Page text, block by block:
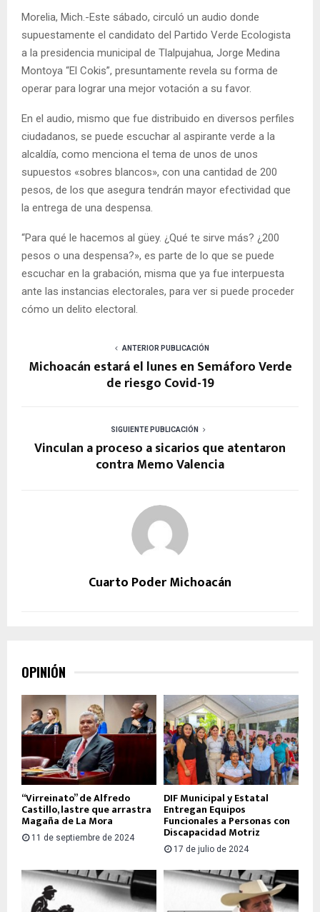
Morelia, Mich.-Este sábado, circuló un audio donde
supuestamente el candidato del Partido Verde Ecologista
a la presidencia municipal de Tlalpujahua, Jorge Medina
Montoya “El Cokis”, presuntamente revela su forma de
operar para lograr una mejor votación a su favor.
En el audio, mismo que fue distribuido en diversos perfiles
ciudadanos, se puede escuchar al aspirante verde a la
alcaldía, como menciona el tema de unos de unos
supuestos «sobres blancos», con una cantidad de 200
pesos, de los que asegura tendrán mayor efectividad que
la entrega de una despensa.
“Para qué le hacemos al güey. ¿Qué te sirve más? ¿200
pesos o una despensa?», es parte de lo que se puede
escuchar en la grabación, misma que ya fue interpuesta
ante las instancias electorales, para ver si puede proceder
cómo un delito electoral.
ANTERIOR PUBLICACIÓN
Michoacán estará el lunes en Semáforo Verde
de riesgo Covid-19
SIGUIENTE PUBLICACIÓN
Vinculan a proceso a sicarios que atentaron
contra Memo Valencia
Cuarto Poder Michoacán
OPINIÓN
“Virreinato” de Alfredo
Castillo, lastre que arrastra
Magaña de La Mora
11 de septiembre de 2024
DIF Municipal y Estatal
Entregan Equipos
Funcionales a Personas con
Discapacidad Motriz
17 de julio de 2024